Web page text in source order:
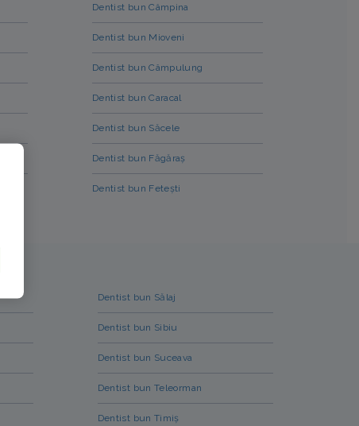
Dentist bun Câmpina
Dentist bun Mioveni
Dentist bun Câmpulung
Dentist bun Caracal
Dentist bun Săcele
Dentist bun Făgăraș
Dentist bun Fetești
Dentist bun Sălaj
Dentist bun Sibiu
Dentist bun Suceava
Dentist bun Teleorman
Dentist bun Timiș